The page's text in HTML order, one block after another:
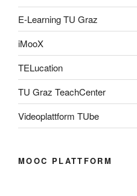
E-Learning TU Graz
iMooX
TELucation
TU Graz TeachCenter
Videoplattform TUbe
MOOC PLATTFORM